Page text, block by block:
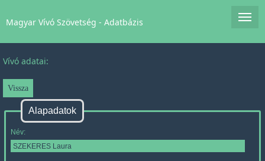
Magyar Vívó Szövetség - Adatbázis
Vívó adatai:
Alapadatok
Név: